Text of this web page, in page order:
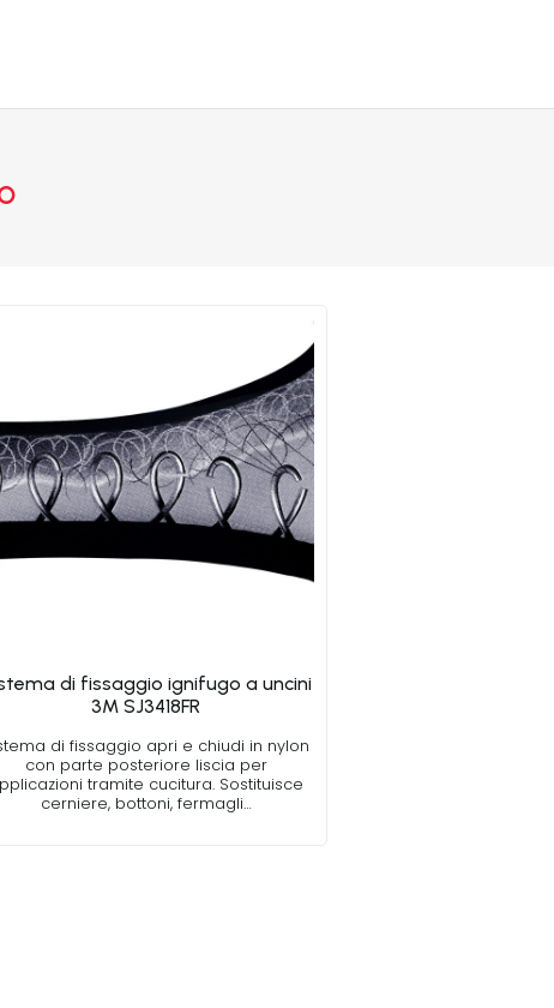
di fissaggio ignifugo a uncini
3M SJ3418FR
di fissaggio apri e chiudi in nylon
con parte posteriore liscia per
tramite cucitura. Sostituisce
cerniere, bottoni, fermagli…